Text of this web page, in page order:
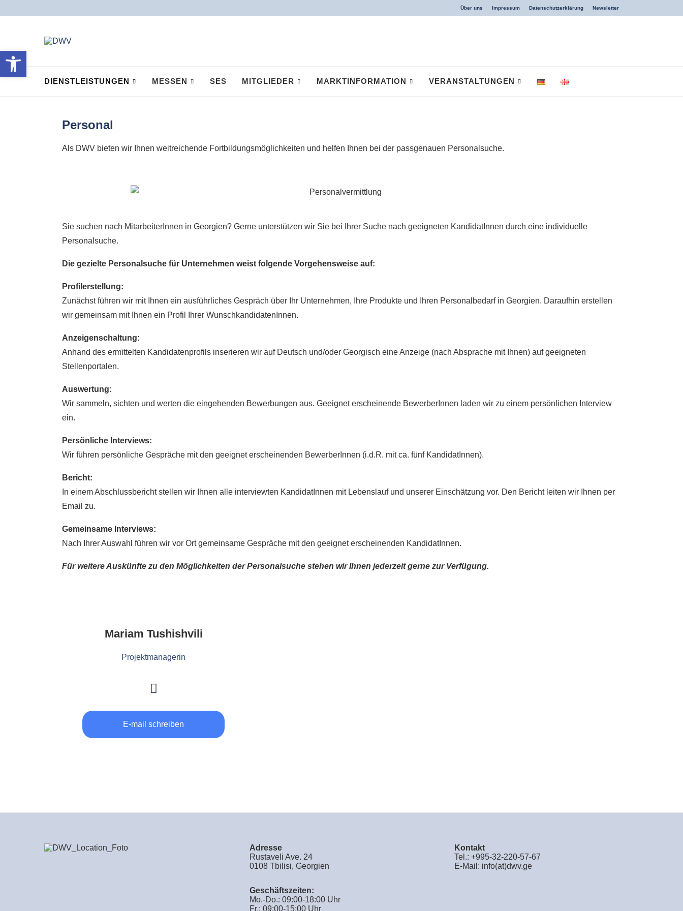
Über uns Impressum Datenschutzerklärung Newsletter
DIENSTLEISTUNGEN MESSEN SES MITGLIEDER MARKTINFORMATION VERANSTALTUNGEN
Personal
Als DWV bieten wir Ihnen weitreichende Fortbildungsmöglichkeiten und helfen Ihnen bei der passgenauen Personalsuche.
Sie suchen nach MitarbeiterInnen in Georgien? Gerne unterstützen wir Sie bei Ihrer Suche nach geeigneten KandidatInnen durch eine individuelle
Personalsuche.
Die gezielte Personalsuche für Unternehmen weist folgende Vorgehensweise auf:
Profilerstellung:
Zunächst führen wir mit Ihnen ein ausführliches Gespräch über Ihr Unternehmen, Ihre Produkte und Ihren Personalbedarf in Georgien. Daraufhin erstellen
wir gemeinsam mit Ihnen ein Profil Ihrer WunschkandidatenInnen.
Anzeigenschaltung:
Anhand des ermittelten Kandidatenprofils inserieren wir auf Deutsch und/oder Georgisch eine Anzeige (nach Absprache mit Ihnen) auf geeigneten
Stellenportalen.
Auswertung:
Wir sammeln, sichten und werten die eingehenden Bewerbungen aus. Geeignet erscheinende BewerberInnen laden wir zu einem persönlichen Interview
ein.
Persönliche Interviews:
Wir führen persönliche Gespräche mit den geeignet erscheinenden BewerberInnen (i.d.R. mit ca. fünf KandidatInnen).
Bericht:
In einem Abschlussbericht stellen wir Ihnen alle interviewten KandidatInnen mit Lebenslauf und unserer Einschätzung vor. Den Bericht leiten wir Ihnen per
Email zu.
Gemeinsame Interviews:
Nach Ihrer Auswahl führen wir vor Ort gemeinsame Gespräche mit den geeignet erscheinenden KandidatInnen.
Für weitere Auskünfte zu den Möglichkeiten der Personalsuche stehen wir Ihnen jederzeit gerne zur Verfügung.
Mariam Tushishvili
Projektmanagerin
E-mail schreiben
Adresse
Rustaveli Ave. 24
0108 Tbilisi, Georgien
Geschäftszeiten:
Mo.-Do.: 09:00-18:00 Uhr
Fr.: 09:00-15:00 Uhr
Kontakt
Tel.: +995-32-220-57-67
E-Mail: info(at)dwv.ge
Open toolbar